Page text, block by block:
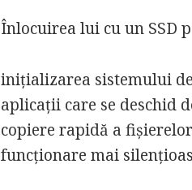
Înlocuirea lui cu un SSD
inițializarea sistemului
aplicații care se deschid
copiere rapidă a
funcționare mai